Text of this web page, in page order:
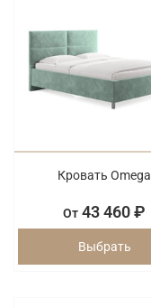
Кровать Omega
От 43 460 ₽
Выбрать